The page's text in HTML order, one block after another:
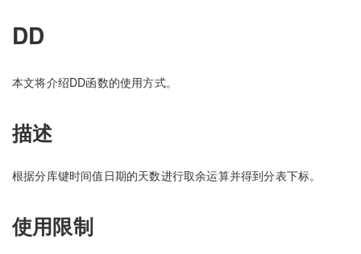
DD
本文将介绍DD函数的使用方式。
描述
根据分库键时间值日期的天数进行取余运算并得到分表下标。
使用限制